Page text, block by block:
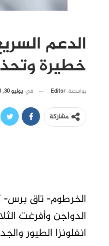
الدعم
خطيرة
بواسطة Editor في يوليو 30, 2023
مشاركة
الخرطوم- تاق برس-
الدواجن وأفرغت
انفلونزا الطيور والجدري